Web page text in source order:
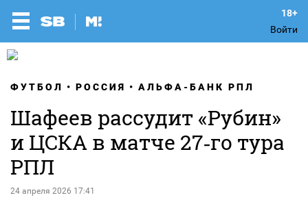
Войти
ФУТБОЛ РОССИЯ АЛЬФА-БАНК РПЛ
Шафеев рассудит «Рубин»
и ЦСКА в матче 27‑го тура
РПЛ
24 апреля 2026 17:41